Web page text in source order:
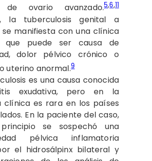
de ovario avanzado.5,6,11
la tuberculosis genital a
se manifiesta con una clínica
que puede ser causa de
dolor pélvico crónico o
uterino anormal.9
es una causa conocida
exudativa, pero en la
clínica es rara en los países
En la paciente del caso,
se sospechó una
pélvica inflamatoria
el hidrosálpinx bilateral y